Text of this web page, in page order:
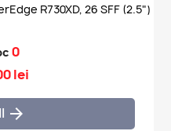
R730XD, 26 SFF (2.5")
0
lei
